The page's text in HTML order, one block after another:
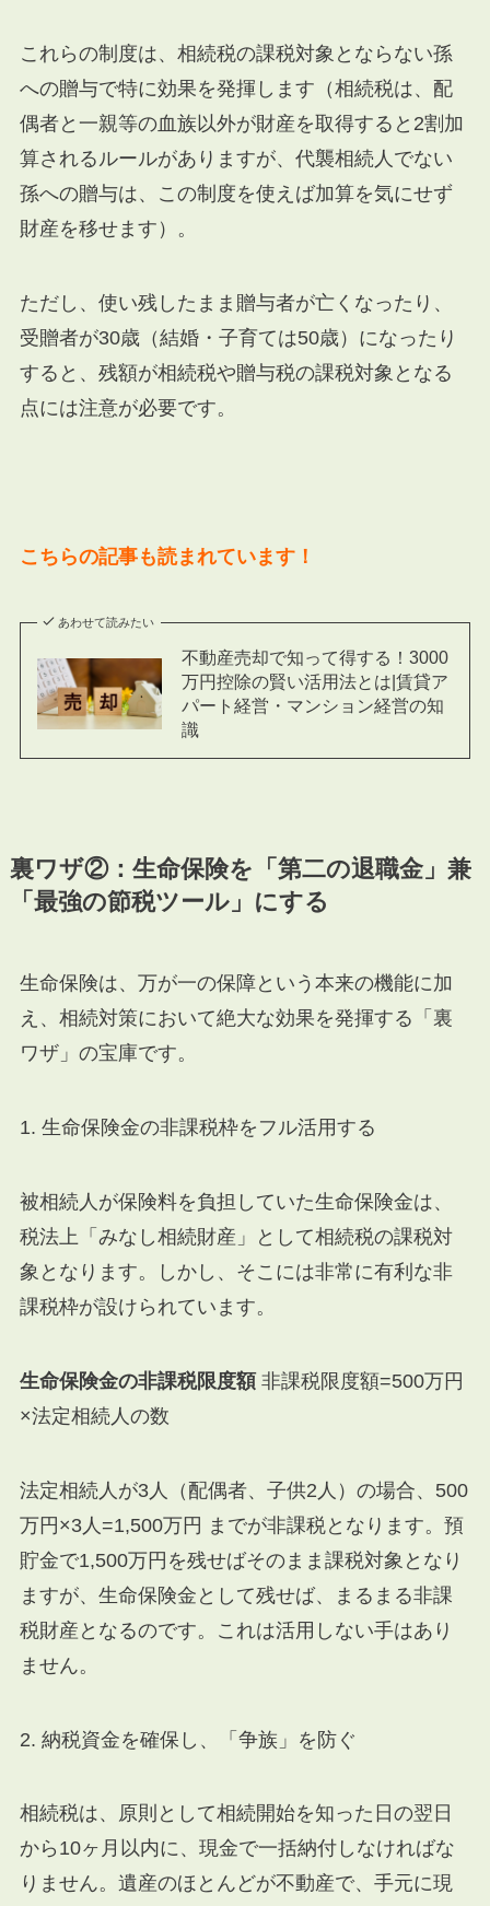
これらの制度は、相続税の課税対象とならない孫
への贈与で特に効果を発揮します（相続税は、配
偶者と一親等の血族以外が財産を取得すると2割加
算されるルールがありますが、代襲相続人でない
孫への贈与は、この制度を使えば加算を気にせず
財産を移せます）。
ただし、使い残したまま贈与者が亡くなったり、
受贈者が30歳（結婚・子育ては50歳）になったり
すると、残額が相続税や贈与税の課税対象となる
点には注意が必要です。
こちらの記事も読まれています！
あわせて読みたい
不動産売却で知って得する！3000
万円控除の賢い活用法とは|賃貸ア
パート経営・マンション経営の知
識
裏ワザ②：生命保険を「第二の退職金」兼
「最強の節税ツール」にする
生命保険は、万が一の保障という本来の機能に加
え、相続対策において絶大な効果を発揮する「裏
ワザ」の宝庫です。
1. 生命保険金の非課税枠をフル活用する
被相続人が保険料を負担していた生命保険金は、
税法上「みなし相続財産」として相続税の課税対
象となります。しかし、そこには非常に有利な非
課税枠が設けられています。
生命保険金の非課税限度額 非課税限度額=500万円
×法定相続人の数
法定相続人が3人（配偶者、子供2人）の場合、 500
万円 ×3人 =1,500万円 までが非課税となります。預
貯金で1,500万円を残せばそのまま課税対象となり
ますが、生命保険金として残せば、まるまる非課
税財産となるのです。これは活用しない手はあり
ません。
2. 納税資金を確保し、「争族」を防ぐ
相続税は、原則として相続開始を知った日の翌日
から10ヶ月以内に、現金で一括納付しなければな
りません。遺産のほとんどが不動産で、手元に現